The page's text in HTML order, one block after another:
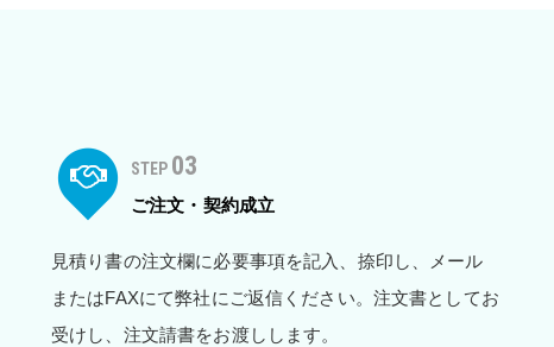
STEP 03
ご注文・契約成立
見積り書の注文欄に必要事項を記入、捺印し、メール
またはFAXにて弊社にご返信ください。注文書としてお
受けし、注文請書をお渡しします。